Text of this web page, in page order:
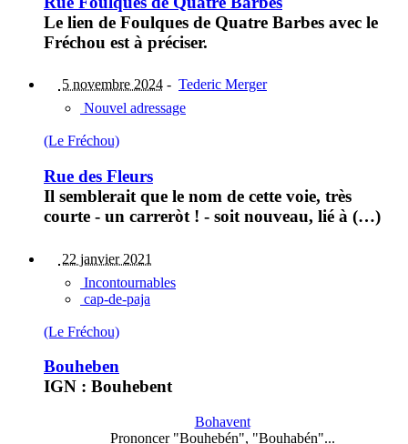
Le lien de Foulques de Quatre Barbes avec le
Fréchou est à préciser.
5 novembre 2024 - Tederic Merger
Nouvel adressage
(Le Fréchou)
Rue des Fleurs
Il semblerait que le nom de cette voie, très
courte - un carreròt ! - soit nouveau, lié à (…)
22 janvier 2021
Incontournables
cap-de-paja
(Le Fréchou)
Bouheben
IGN : Bouhebent
Bohavent
Prononcer "Bouhebén", "Bouhabén"...